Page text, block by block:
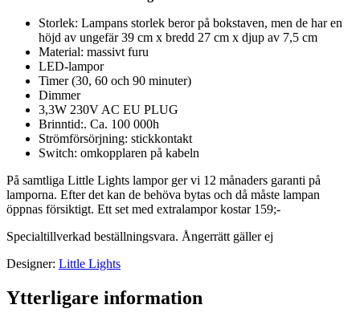
Storlek: Lampans storlek beror på bokstaven, men de har en
höjd av ungefär 39 cm x bredd 27 cm x djup av 7,5 cm
Material: massivt furu
LED-lampor
Timer (30, 60 och 90 minuter)
Dimmer
3,3W 230V AC EU PLUG
Brinntid:. Ca. 100 000h
Strömförsörjning: stickkontakt
Switch: omkopplaren på kabeln
På samtliga Little Lights lampor ger vi 12 månaders garanti på
lamporna. Efter det kan de behöva bytas och då måste lampan
öppnas försiktigt. Ett set med extralampor kostar 159;-
Specialtillverkad beställningsvara. Ångerrätt gäller ej
Designer: Little Lights
Ytterligare information